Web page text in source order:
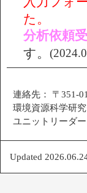
た。
分析依頼
す。
連絡先： 〒351-
環境資源科学研
ユニットリー
Updated